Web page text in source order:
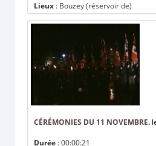
Lieux : Bouzey (réservoir de)
CÉRÉMONIES DU 11 NOVEMBRE.
Durée : 00:00:21